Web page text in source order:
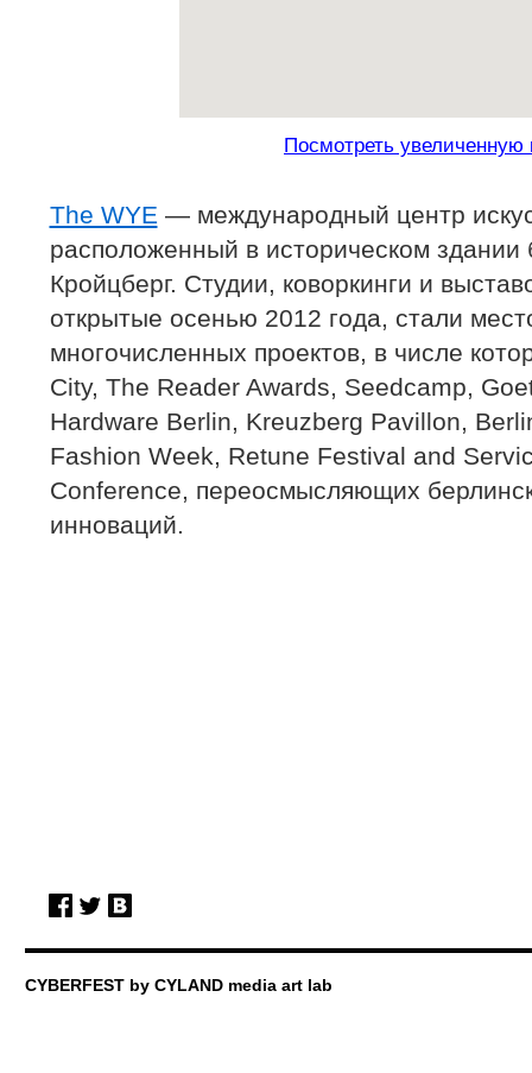
Посмотреть увеличенную
The WYE — международный центр
расположенный в историческом здании
Кройцберг. Студии, коворкинги и
открытые осенью 2012 года, стали
многочисленных проектов, в числе
City, The Reader Awards, Seedcamp,
Hardware Berlin, Kreuzberg Pavillon,
Fashion Week, Retune Festival and
Conference, переосмысляющих
инноваций.
CYBERFEST by CYLAND media art lab